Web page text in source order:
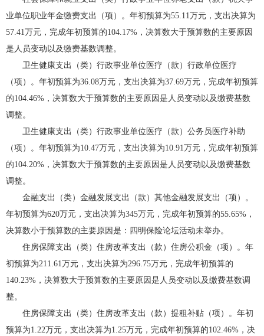
业单位职业年金缴费支出（项）。年初预算为55.11万元，支出决算为
57.41万元，完成年初预算的104.17%，决算数大于预算数的主要原因
是人员变动以及缴费基数调整。
卫生健康支出（类）行政事业单位医疗（款）行政单位医疗
（项）。年初预算为36.08万元，支出决算为37.69万元，完成年初预算
的104.46%，决算数大于预算数的主要原因是人员变动以及缴费基数
调整。
卫生健康支出（类）行政事业单位医疗（款）公务员医疗补助
（项）。年初预算为10.47万元，支出决算为10.91万元，完成年初预算
的104.20%，决算数大于预算数的主要原因是人员变动以及缴费基数
调整。
金融支出（类）金融发展支出（款）其他金融发展支出（项）。
年初预算为620万元，支出决算为345万元，完成年初预算的55.65%，
决算数小于预算数的主要原因是：四明保险论坛活动未举办。
住房保障支出（类）住房改革支出（款）住房公积金（项）。年
初预算为211.61万元，支出决算为296.75万元，完成年初预算的
140.23%，决算数大于预算数的主要原因是人员变动以及缴费基数调
整。
住房保障支出（类）住房改革支出（款）提租补贴（项）。年初
预算为1.22万元，支出决算为1.25万元，完成年初预算的102.46%，决